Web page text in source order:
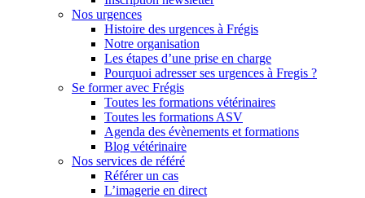
Nos urgences
Histoire des urgences à Frégis
Notre organisation
Les étapes d’une prise en charge
Pourquoi adresser ses urgences à Fregis ?
Se former avec Frégis
Toutes les formations vétérinaires
Toutes les formations ASV
Agenda des évènements et formations
Blog vétérinaire
Nos services de référé
Référer un cas
L’imagerie en direct